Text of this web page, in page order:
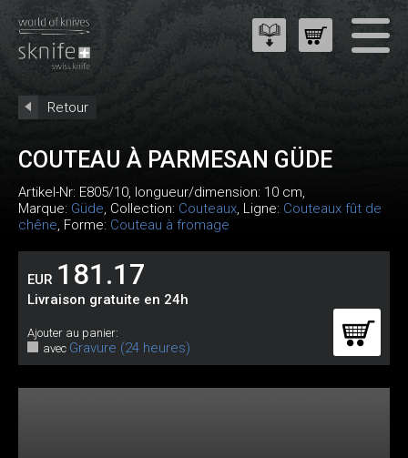
Retour
COUTEAU À PARMESAN GÜDE
Artikel-Nr: E805/10, longueur/dimension: 10 cm,
Marque: Güde, Collection: Couteaux, Ligne: Couteaux fût de
chêne, Forme: Couteau à fromage
EUR 181.17
Livraison gratuite en 24h
Ajouter au panier:
avec Gravure (24 heures)